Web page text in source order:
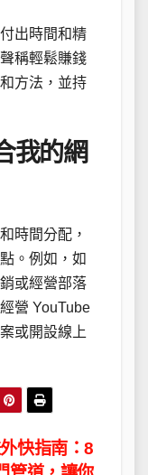
出時間和精
稱輕鬆賺錢
方法，並持
我的網
時間分配，
。例如，如
或經營部落
營 YouTube
或開設線上
快指南：8